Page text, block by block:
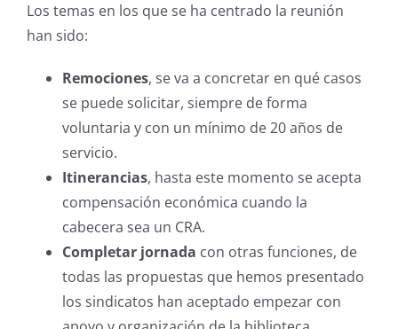
Los temas en los que se ha centrado la reunión
han sido:
Remociones, se va a concretar en qué casos
se puede solicitar, siempre de forma
voluntaria y con un mínimo de 20 años de
servicio.
Itinerancias, hasta este momento se acepta
compensación económica cuando la
cabecera sea un CRA.
Completar jornada con otras funciones, de
todas las propuestas que hemos presentado
los sindicatos han aceptado empezar con